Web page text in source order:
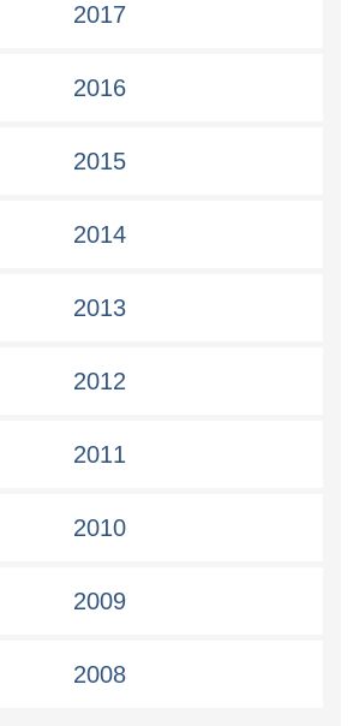
2017
2016
2015
2014
2013
2012
2011
2010
2009
2008